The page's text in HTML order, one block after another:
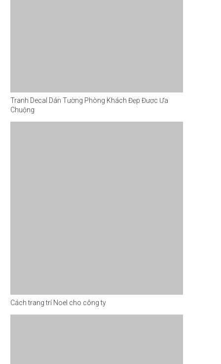
Tranh Decal Dán Tường Phòng Khách Đẹp Được Ưa
Chuộng
Cách trang trí Noel cho công ty